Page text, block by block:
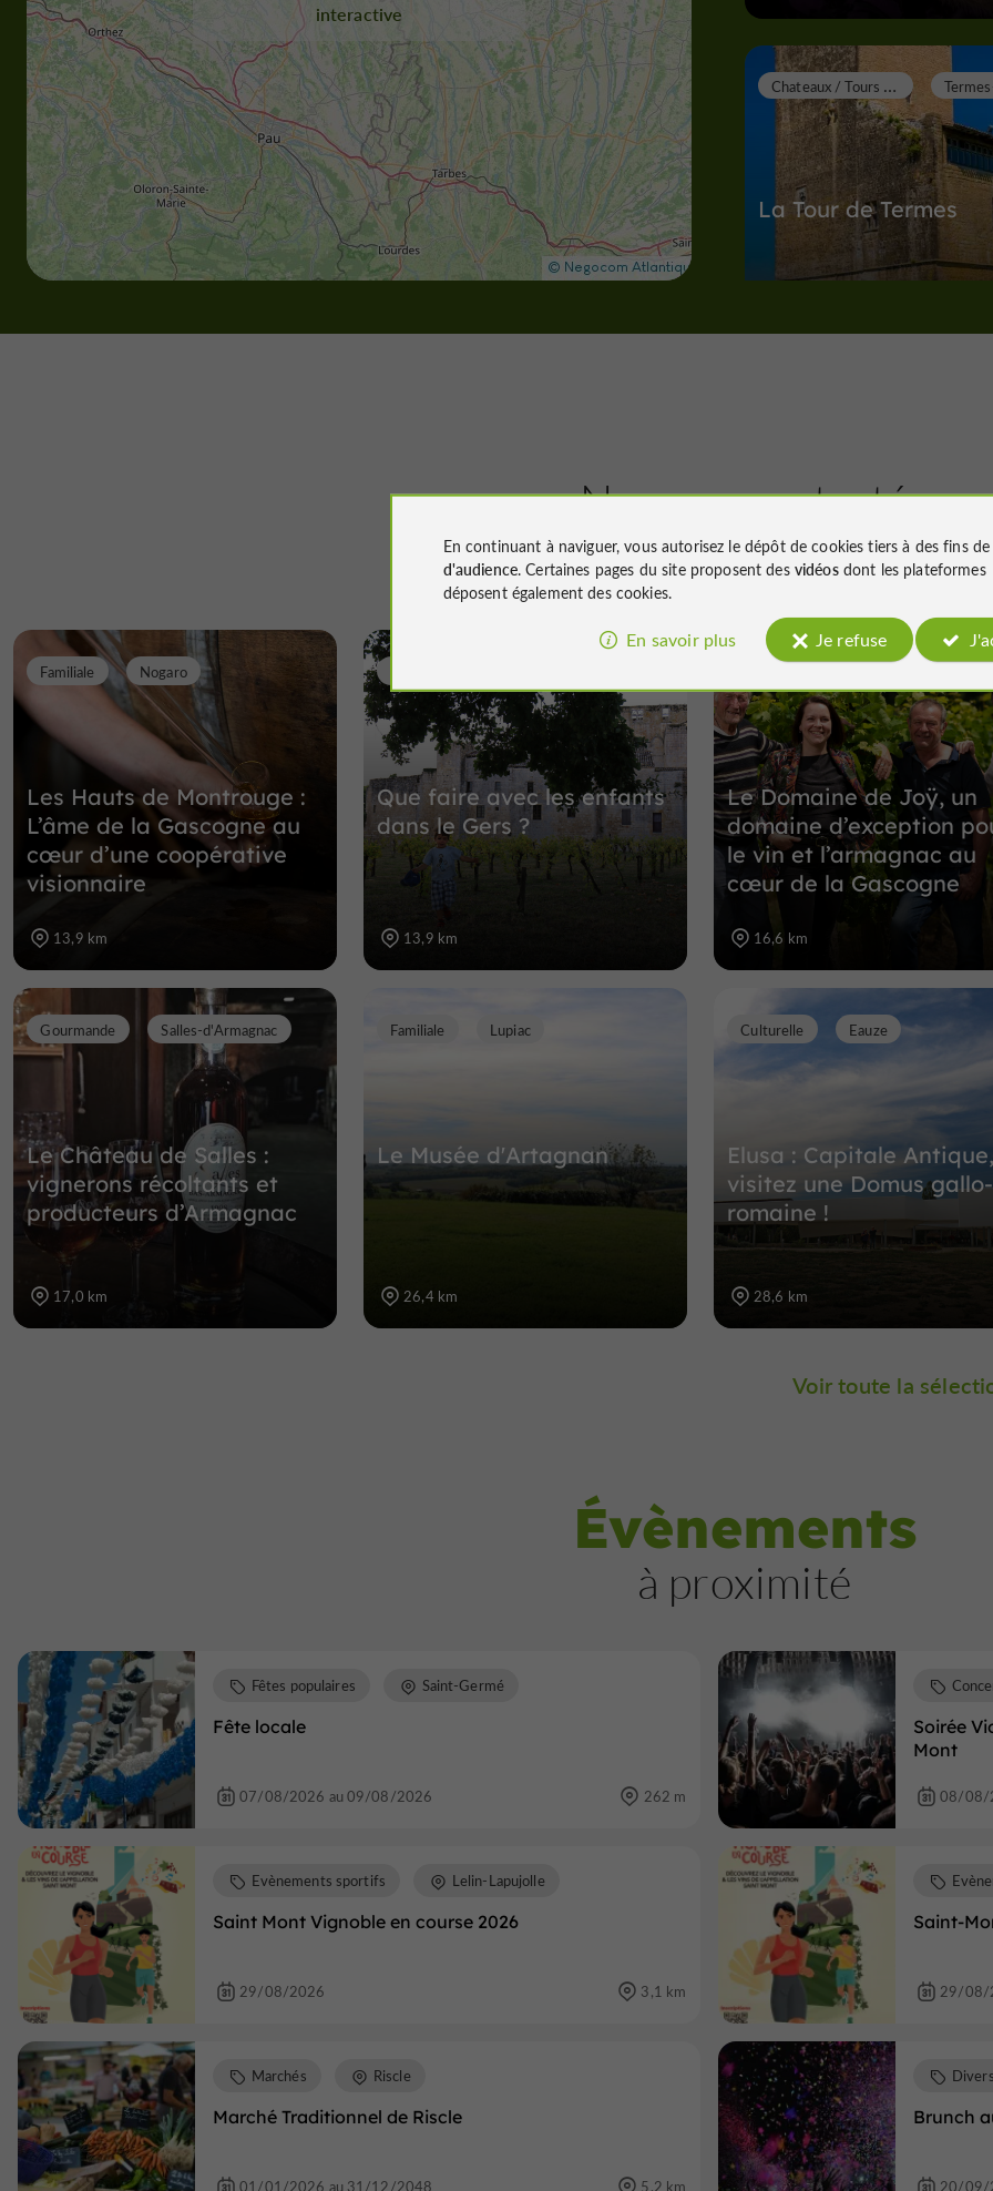
interactive
La Tour de Termes
C
hateaux / Tours / Donjons
Nogaro
12,6 km
Nous avons testé
pour vous
Les Hauts de Montrouge :
L’âme de la Gascogne au
cœur d’une coopérative
visionnaire
Familiale Nogaro
13,9 km
Que faire avec les enfants
dans le Gers ?
13,9 km
Le Domaine de Joÿ, un
domaine d’exception
le vin et l’armagnac au
cœur de la Gascogne
16,6 km
Le Château de Salles :
vignerons récoltants et
producteurs d’Armagnac
Gourmande Salles-d'Armagnac
17,0 km
Le Musée d'Artagnan
Familiale Lupiac
26,4 km
Elusa : Capitale Antique,
visitez une Domus gallo-
romaine !
Culturelle Eauze
28,6 km
Voir toute la
Évènements
à proximité
Fête locale
Fêtes populaires Saint-Germé
07/08/2026 au 09/08/2026 262 m
Soirée
Mont
08/08/
Saint Mont Vignoble en course 2026
Evènements sportifs Lelin-Lapujolle
29/08/2026 3,1 km
Saint-
29/08/
Marché Traditionnel de Riscle
Marchés Riscle
01/01/2026 au 31/12/2048 5,2 km
Brunch
Divers
20/09/
En continuant à naviguer, vous autorisez le dépôt de cookies tiers à des fins de
d'audience. Certaines pages du site proposent des vidéosdont les plateformes
déposent également des cookies.
En savoir plus Je refuse